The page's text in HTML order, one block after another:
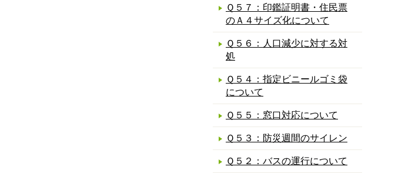
Ｑ５７：印鑑証明書・住民票
のＡ４サイズ化について
Ｑ５６：人口減少に対する対
処
Ｑ５４：指定ビニールゴミ袋
について
Ｑ５５：窓口対応について
Ｑ５３：防災週間のサイレン
Ｑ５２：バスの運行について